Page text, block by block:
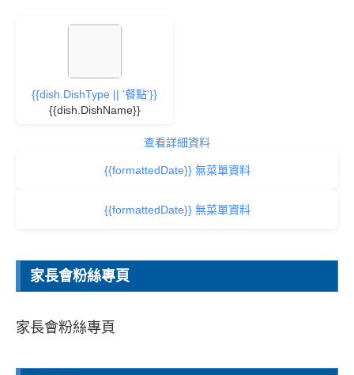
{{dish.DishType || '餐點'}}
{{dish.DishName}}
查看詳細資料
{{formattedDate}} 無菜單資料
{{formattedDate}} 無菜單資料
家長會粉絲專頁
家長會粉絲專頁